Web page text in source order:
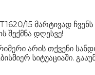
15 მარტივად
შექმნა დღესვე!
არის თქვენი
სიტუაციაში.